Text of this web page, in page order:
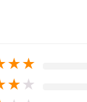
★★
★ ★